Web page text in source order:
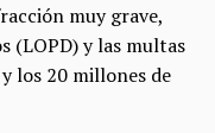
muy grave,
(LOPD) y las multas
los 20 millones de